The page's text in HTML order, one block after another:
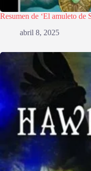
Resumen de ‘El amuleto de
abril 8, 2025